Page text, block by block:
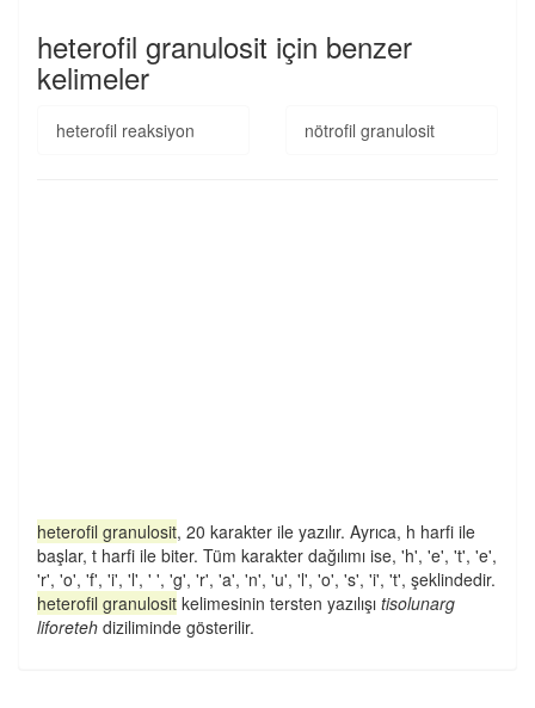
heterofil granulosit için benzer
kelimeler
heterofil reaksiyon nötrofil granulosit
heterofil granulosit, 20 karakter ile yazılır. Ayrıca, h harfi ile
başlar, t harfi ile biter. Tüm karakter dağılımı ise, 'h', 'e', 't', 'e',
'r', 'o', 'f', 'i', 'l', ' ', 'g', 'r', 'a', 'n', 'u', 'l', 'o', 's', 'i', 't', şeklindedir.
heterofil granulosit kelimesinin tersten yazılışı tisolunarg
liforeteh diziliminde gösterilir.